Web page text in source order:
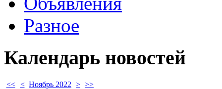
Разное
Календарь новостей
<< < Ноябрь 2022 > >>